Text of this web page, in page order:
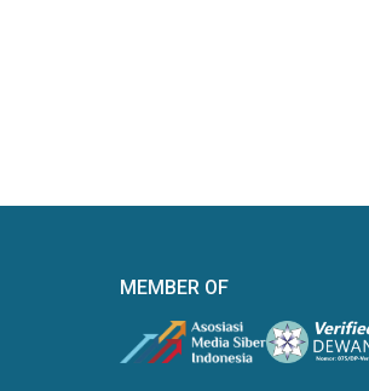
MEMBER OF